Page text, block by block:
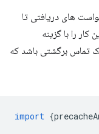
های دریافتی تا
را با گزینه
تماس برگشتی باشد که
import {